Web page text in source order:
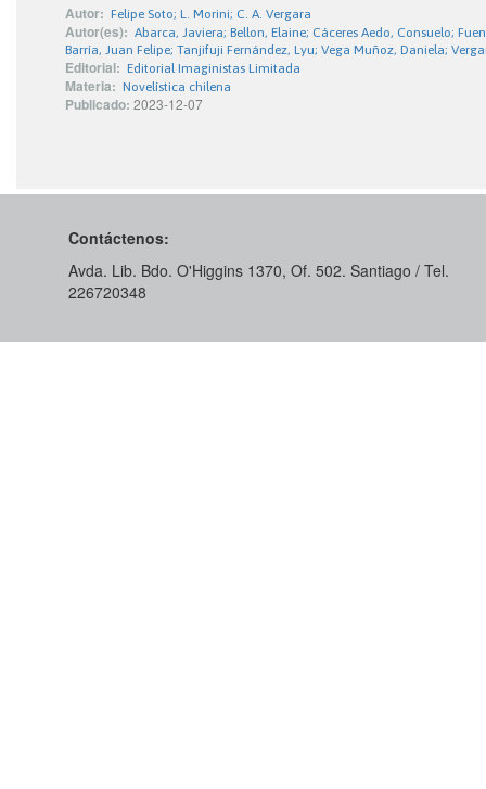
Autor: Felipe Soto; L. Morini; C. A. Vergara
Autor(es): Abarca, Javiera; Bellon, Elaine; Cáceres Aedo, Consuelo;
Barría, Juan Felipe; Tanjifuji Fernández, Lyu; Vega Muñoz, Daniela;
Editorial: Editorial Imaginistas Limitada
Materia: Novelística chilena
Publicado: 2023-12-07
Contáctenos:
Avda. Lib. Bdo. O'Higgins 1370, Of. 502. Santiago / Tel.
226720348